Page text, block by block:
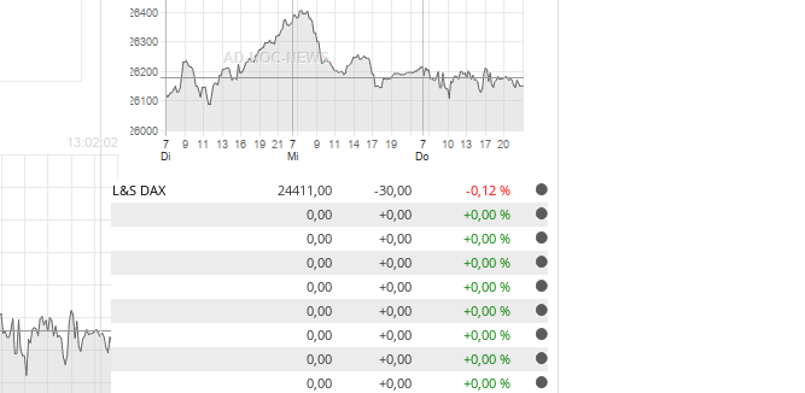
L&S DAX 24411,00 -30,00
-0,12 %
0,00
+0,00
+0,00 %
0,00
+0,00
+0,00 %
0,00
+0,00
+0,00 %
0,00
+0,00
+0,00 %
0,00
+0,00
+0,00 %
0,00
+0,00
+0,00 %
0,00
+0,00
+0,00 %
0,00
+0,00
+0,00 %